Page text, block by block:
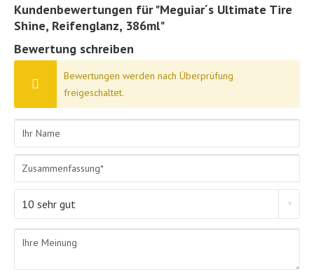
Kundenbewertungen für "Meguiar´s Ultimate Tire
Shine, Reifenglanz, 386ml"
Bewertung schreiben
Bewertungen werden nach Überprüfung
freigeschaltet.